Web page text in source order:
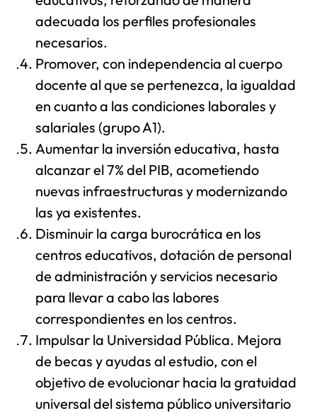
adecuada los perfiles profesionales
necesarios.
Promover, con independencia al cuerpo
docente al que se pertenezca, la igualdad
en cuanto a las condiciones laborales y
salariales (grupo A1).
Aumentar la inversión educativa, hasta
alcanzar el 7% del PIB, acometiendo
nuevas infraestructuras y modernizando
las ya existentes.
Disminuir la carga burocrática en los
centros educativos, dotación de personal
de administración y servicios necesario
para llevar a cabo las labores
correspondientes en los centros.
Impulsar la Universidad Pública. Mejora
de becas y ayudas al estudio, con el
objetivo de evolucionar hacia la gratuidad
universal del sistema público universitario